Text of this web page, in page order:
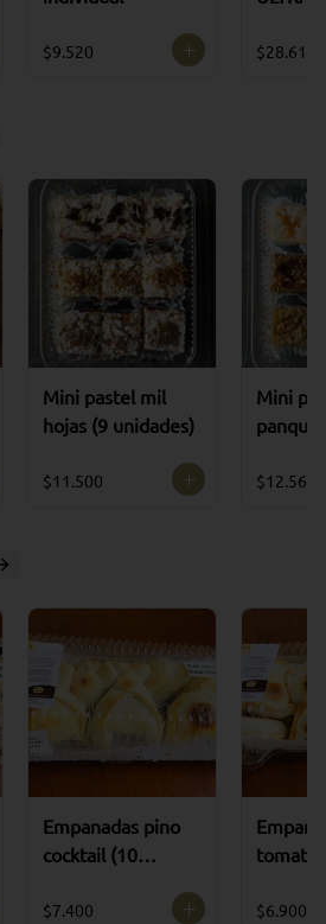
$9.520 $28.610
Mini pastel mil
hojas (9 unidades)
$11.500
Mini
$12.560
Empanadas pino
cocktail (10
$7.400
tomate
$6.900